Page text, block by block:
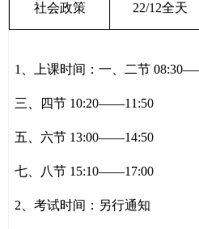
社会政策 22/12全天
1 、上课时间：一、二节 08:30
三、四节 10:20——11:50
五、六节 13:00——14:50
七、八节 15:10——17:00
2 、考试时间：另行通知